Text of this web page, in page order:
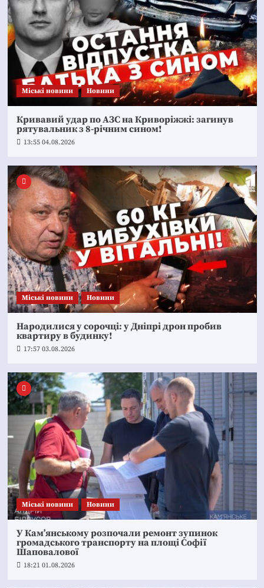
Mіські новини Новини
Кривавий удар по АЗС на Криворіжжі: загинув
рятувальник з 8-річним сином!
13:55 04.08.2026
Mіські новини Новини
Народилися у сорочці: у Дніпрі дрон пробив
квартиру в будинку!
17:57 03.08.2026
Mіські новини Новини
У Кам’янському розпочали ремонт зупинок
громадського транспорту на площі Софії
Шаповалової
18:21 01.08.2026